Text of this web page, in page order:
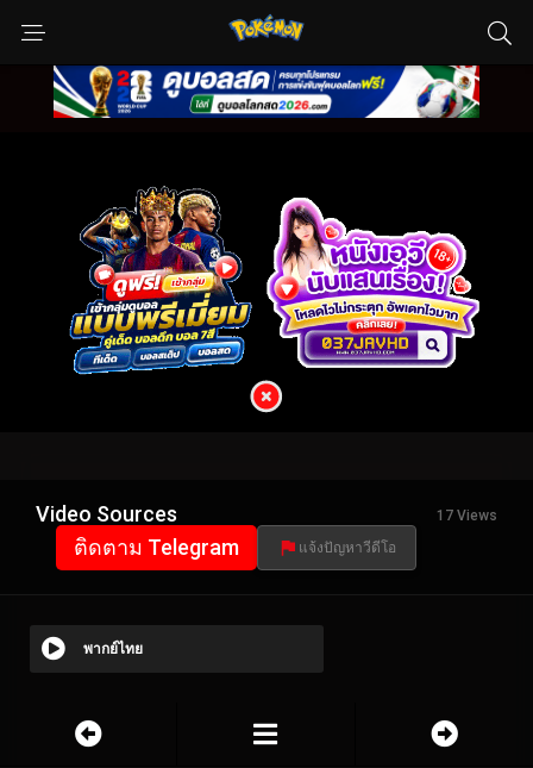
Video Sources 17 Views
ติดตาม Telegram แจ้งปัญหาวีดีโอ
พากย์ไทย